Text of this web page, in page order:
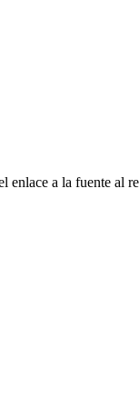
a la fuente al